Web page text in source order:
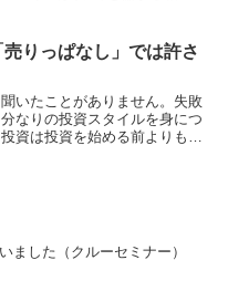
りっぱなし」では許さ
いたことがありません。失敗
なりの投資スタイルを身につ
資は投資を始める前よりも、
ました（クルーセミナー）